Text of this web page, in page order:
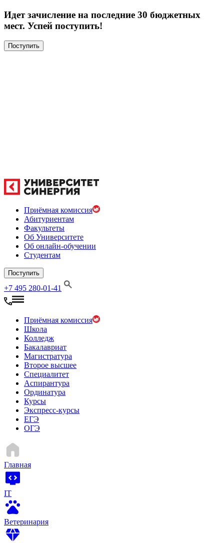
Идет зачисление на последние 30 бюджетных
мест. Успей поступить!
Поступить
Приёмная комиссия
Абитуриентам
Факультеты
Об Университете
Об онлайн-обучении
Студентам
Поступить
+7 495 280-01-41
Приёмная комиссия
Школа
Колледж
Бакалавриат
Магистратура
Второе высшее
Специалитет
Аспирантура
Ординатура
Курсы
Экспресс-курсы
ЕГЭ
ОГЭ
Главная
IT
Ветеринария